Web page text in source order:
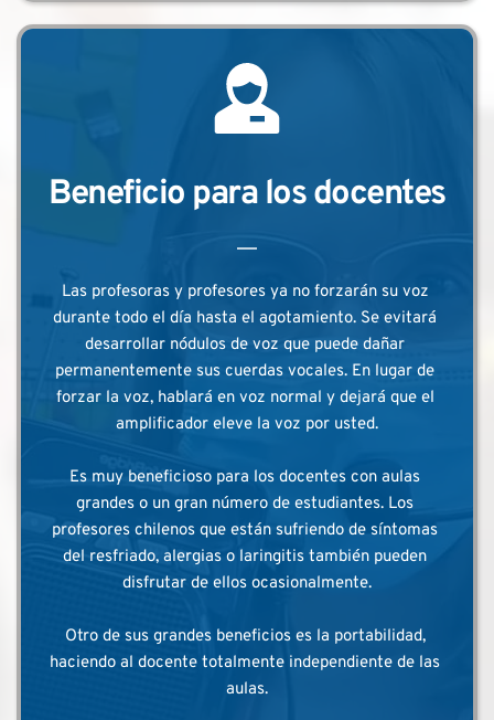
Beneficio para los docentes
Las profesoras y profesores ya no forzarán su voz
durante todo el día hasta el agotamiento. Se evitará
desarrollar nódulos de voz que puede dañar
permanentemente sus cuerdas vocales. En lugar de
forzar la voz, hablará en voz normal y dejará que el
amplificador eleve la voz por usted.
Es muy beneficioso para los docentes con aulas
grandes o un gran número de estudiantes. Los
profesores chilenos que están sufriendo de síntomas
del resfriado, alergias o laringitis también pueden
disfrutar de ellos ocasionalmente.
Otro de sus grandes beneficios es la portabilidad,
haciendo al docente totalmente independiente de las
aulas.